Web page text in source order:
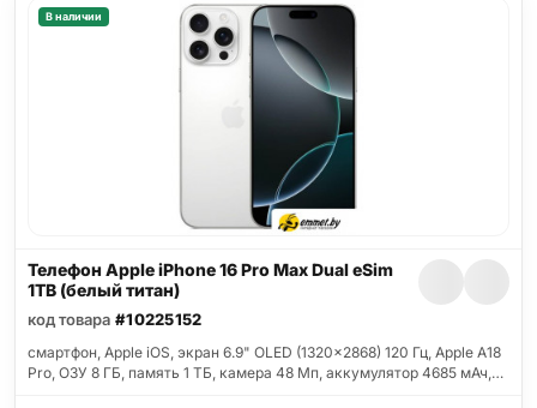
В наличии
Телефон Apple iPhone 16 Pro Max Dual eSim
1TB (белый титан)
код товара #10225152
смартфон, Apple iOS, экран 6.9" OLED (1320x2868) 120 Гц, Apple A18
Pro, ОЗУ 8 ГБ, память 1 ТБ, камера 48 Мп, аккумулятор 4685 мАч,…